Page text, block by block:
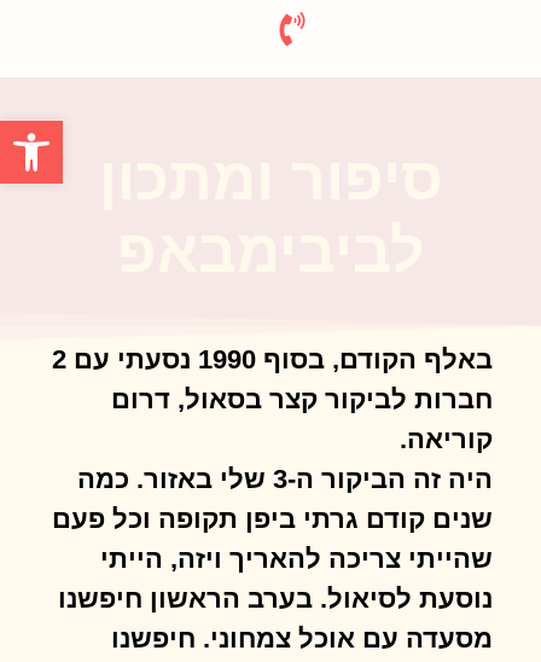
באלף הקודם, בסוף 1990 נסעתי עם 2
חברות לביקור קצר בסאול, דרום
קוריאה.
היה זה הביקור ה-3 שלי באזור. כמה
שנים קודם גרתי ביפן תקופה וכל פעם
שהייתי צריכה להאריך ויזה, הייתי
נוסעת לסיאול. בערב הראשון חיפשנו
מסעדה עם אוכל צמחוני. חיפשנו
פתח